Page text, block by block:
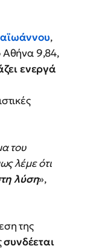
,
Αθήνα 9,84,
ενεργά
του
λέμε ότι
λύση»,
της
συνδέεται